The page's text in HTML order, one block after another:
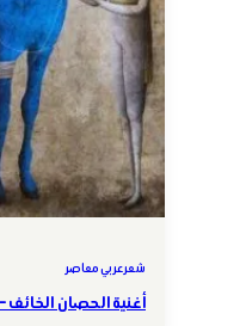
شعر عربي معاصر
أغنية الحصان الخائف